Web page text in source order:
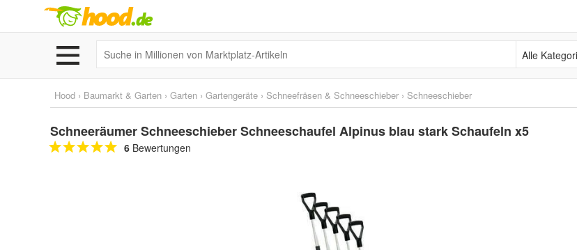
Alle Kategorien
Hood › Baumarkt & Garten › Garten › Gartengeräte › Schneefräsen & Schneeschieber › Schneeschieber
Schneeräumer Schneeschieber Schneeschaufel Alpinus blau stark Schaufeln x5
6 Bewertungen